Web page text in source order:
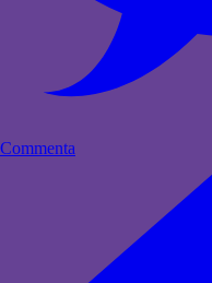
Commenta